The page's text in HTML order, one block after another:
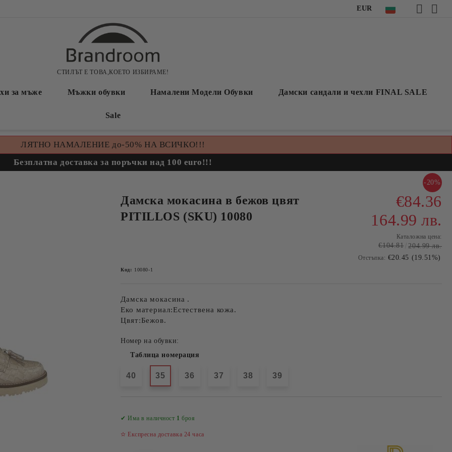
EUR
СТИЛЪТ Е ТОВА,КОЕТО ИЗБИРАМЕ!
за мъже Мъжки обувки Намалени Модели Обувки Дамски сандали и чехли FINAL SALE
Sale
ЛЯТНО НАМАЛЕНИЕ до-50% НА ВСИЧКО!!!
Безплатна доставка за поръчки над 100 euro!!!
Дамска мокасина в бежов цвят
PITILLOS (SKU) 10080
-20%
€84.36
164.99 лв.
Каталожна цена:
€104.81 204.99 лв.
Отстъпка: €20.45 (19.51%)
Код: 10080-1
Дамска мокасина .
Еко материал:Естествена кожа.
Цвят:Бежов.
Номер на обувки:
Таблица номерация
40 35 36 37 38 39
✔ Има в наличност 1 броя
✫ Експресна доставка 24 часа